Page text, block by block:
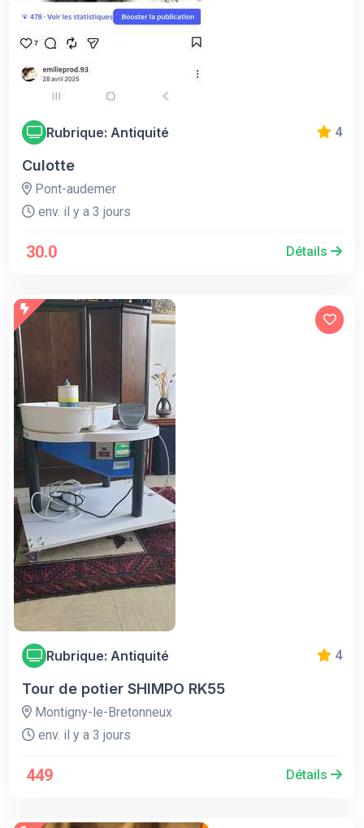
Rubrique: Antiquité 4
Culotte
Pont-audemer
env. il y a 3 jours
30.0 Détails
Rubrique: Antiquité 4
Tour de potier SHIMPO RK55
Montigny-le-Bretonneux
env. il y a 3 jours
449 Détails